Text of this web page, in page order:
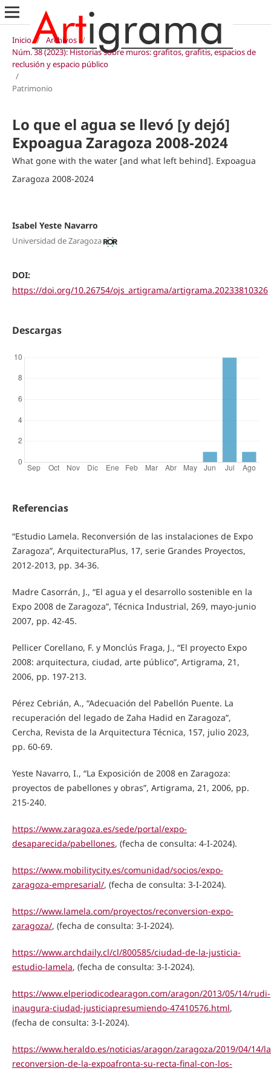
Inicio / Archivos /
Núm. 38 (2023): Historias sobre muros: grafitos, grafitis, espacios de
reclusión y espacio público
/
Patrimonio
Lo que el agua se llevó [y dejó]
Expoagua Zaragoza 2008-2024
What gone with the water [and what left behind]. Expoagua
Zaragoza 2008-2024
Isabel Yeste Navarro
Universidad de Zaragoza
DOI:
https://doi.org/10.26754/ojs_artigrama/artigrama.20233810326
Descargas
Referencias
“Estudio Lamela. Reconversión de las instalaciones de Expo
Zaragoza”, ArquitecturaPlus, 17, serie Grandes Proyectos,
2012-2013, pp. 34-36.
Madre Casorrán, J., “El agua y el desarrollo sostenible en la
Expo 2008 de Zaragoza”, Técnica Industrial, 269, mayo-junio
2007, pp. 42-45.
Pellicer Corellano, F. y Monclús Fraga, J., “El proyecto Expo
2008: arquitectura, ciudad, arte público”, Artigrama, 21,
2006, pp. 197-213.
Pérez Cebrián, A., “Adecuación del Pabellón Puente. La
recuperación del legado de Zaha Hadid en Zaragoza”,
Cercha, Revista de la Arquitectura Técnica, 157, julio 2023,
pp. 60-69.
Yeste Navarro, I., “La Exposición de 2008 en Zaragoza:
proyectos de pabellones y obras”, Artigrama, 21, 2006, pp.
215-240.
https://www.zaragoza.es/sede/portal/expo-
desaparecida/pabellones, (fecha de consulta: 4-I-2024).
https://www.mobilitycity.es/comunidad/socios/expo-
zaragoza-empresarial/, (fecha de consulta: 3-I-2024).
https://www.lamela.com/proyectos/reconversion-expo-
zaragoza/, (fecha de consulta: 3-I-2024).
https://www.archdaily.cl/cl/800585/ciudad-de-la-justicia-
estudio-lamela, (fecha de consulta: 3-I-2024).
https://www.elperiodicodearagon.com/aragon/2013/05/14/rudi-
inaugura-ciudad-justiciapresumiendo-47410576.html,
(fecha de consulta: 3-I-2024).
https://www.heraldo.es/noticias/aragon/zaragoza/2019/04/14/
reconversion-de-la-expoafronta-su-recta-final-con-los-